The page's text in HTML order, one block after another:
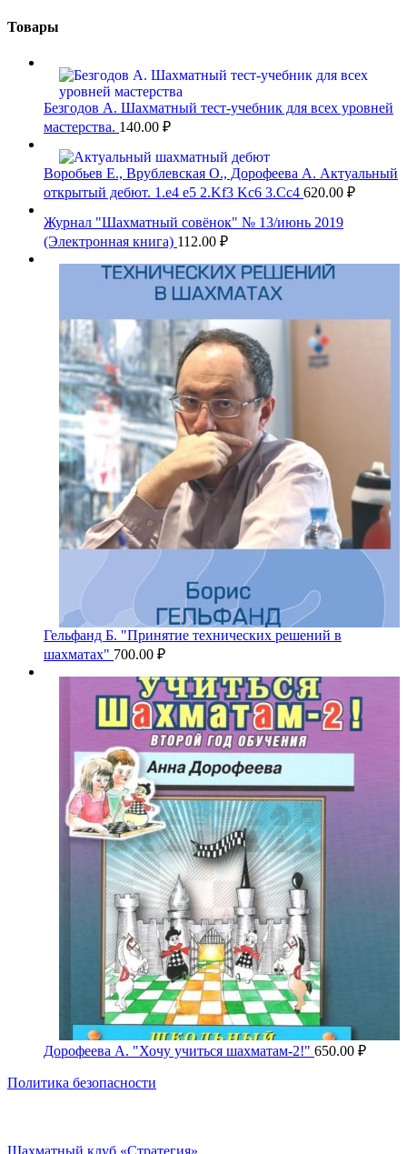
Товары
Безгодов А. Шахматный тест-учебник для всех уровней
мастерства. 140.00 ₽
Воробьев Е., Врублевская О., Дорофеева А. Актуальный
открытый дебют. 1.e4 e5 2.Kf3 Kc6 3.Cc4 620.00 ₽
Журнал "Шахматный совёнок" № 13/июнь 2019
(Электронная книга) 112.00 ₽
Гельфанд Б. "Принятие технических решений в
шахматах" 700.00 ₽
Дорофеева А. "Хочу учиться шахматам-2!" 650.00 ₽
Политика безопасности